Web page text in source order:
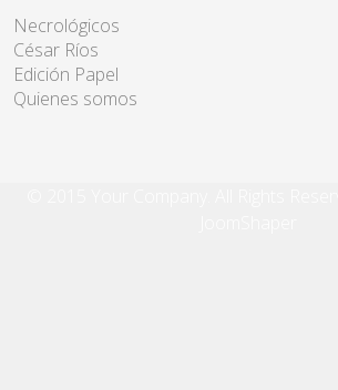
Necrológicos
César Ríos
Edición Papel
Quienes somos